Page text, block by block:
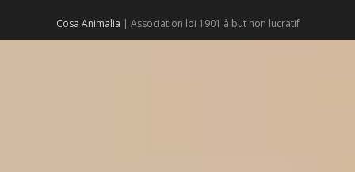
Cosa Animalia | Association loi 1901 à but non lucratif